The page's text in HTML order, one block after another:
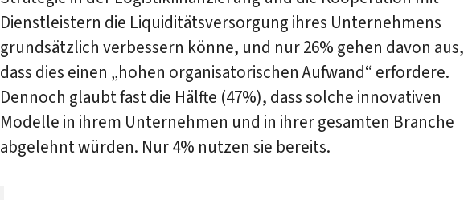
Dienstleistern die Liquiditätsversorgung ihres Unternehmens
grundsätzlich verbessern könne, und nur 26% gehen davon aus,
dass dies einen „hohen organisatorischen Aufwand“ erfordere.
Dennoch glaubt fast die Hälfte (47%), dass solche innovativen
Modelle in ihrem Unternehmen und in ihrer gesamten Branche
abgelehnt würden. Nur 4% nutzen sie bereits.